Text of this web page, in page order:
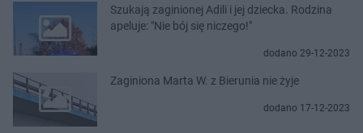
Szukają zaginionej Adili i jej dziecka. Rodzina
apeluje: "Nie bój się niczego!"
dodano 29-12-2023
Zaginiona Marta W. z Bierunia nie żyje
dodano 17-12-2023